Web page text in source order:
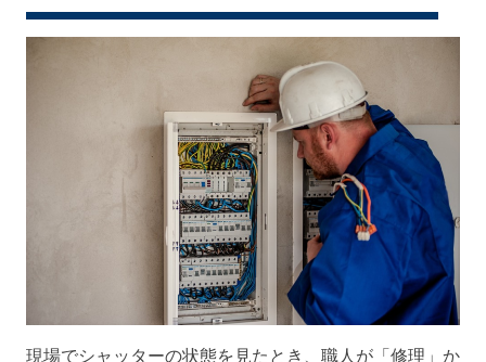
現場でシャッターの状態を見たとき、職人が「修理」か